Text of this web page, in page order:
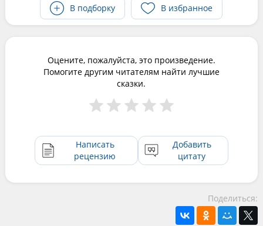
В подборку В избранное
Оцените, пожалуйста, это произведение.
Помогите другим читателям найти лучшие
сказки.
Написать
рецензию
Добавить
цитату
Поделиться: